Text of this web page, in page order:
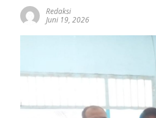
Redaksi
Juni 19, 2026